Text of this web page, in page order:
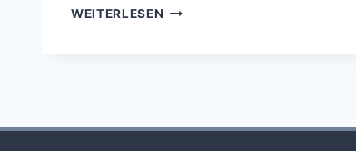
WEITERLESEN ROSMARIN-